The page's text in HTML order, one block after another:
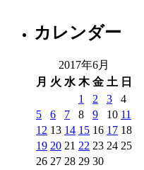
カレンダー
2017年6月
月 火 水 木 金 土 日
1
2 3
4
5
6 7 8 9 10 11
12 13 14 15 16 17 18
19 20 21 22 23 24 25
26 27 28 29 30